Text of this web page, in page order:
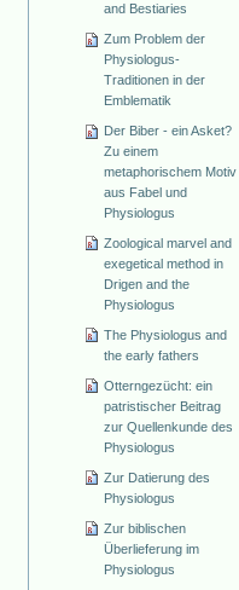
and Bestiaries
Zum Problem der
Physiologus-
Traditionen in der
Emblematik
Der Biber - ein Asket?
Zu einem
metaphorischem Motiv
aus Fabel und
Physiologus
Zoological marvel and
exegetical method in
Drigen and the
Physiologus
The Physiologus and
the early fathers
Otterngezücht: ein
patristischer Beitrag
zur Quellenkunde des
Physiologus
Zur Datierung des
Physiologus
Zur biblischen
Überlieferung im
Physiologus